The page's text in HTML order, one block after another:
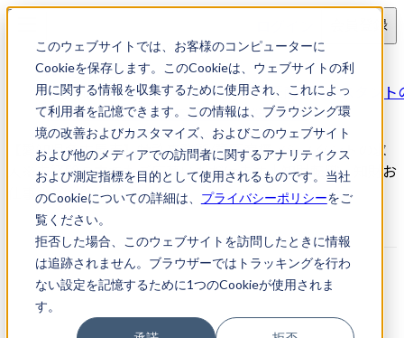
このウェブサイトでは、お客様のコンピューターに
Cookieを保存します。このCookieは、ウェブサイトの利
用に関する情報を収集するために使用され、これによっ
て利用者を記憶できます。この情報は、ブラウジング環
境の改善およびカスタマイズ、およびこのウェブサイト
および他のメディアでの訪問者に関するアナリティクス
および測定指標を目的として使用されるものです。当社
のCookieについての詳細は、 プライバシーポリシーをご
覧ください。
拒否した場合、このウェブサイトを訪問したときに情報
は追跡されません。ブラウザーではトラッキングを行わ
ない設定を記憶するために1つのCookieが使用されま
す。
会員登録
求人検索
【愛知県名古屋市】特許事務所/意匠商標アシスタント
人※未経験の方でもご応募いただけます
【愛知県名古屋市】特許事務所/意匠商標アシスタントの求
人※未経験の方でもご応募いただけます｜知財転職・知財お
仕事ナビ